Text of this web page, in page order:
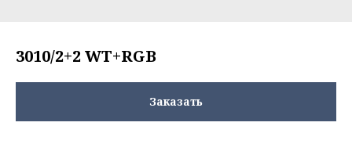
3010/2+2 WT+RGB
Заказать